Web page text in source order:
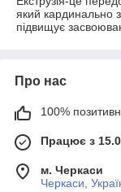
який кардинально
підвищує
Про нас
100%
Працює з
м. Черкаси
Черкаси,